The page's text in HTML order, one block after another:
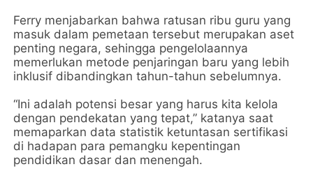
Ferry menjabarkan bahwa ratusan ribu guru yang
masuk dalam pemetaan tersebut merupakan aset
penting negara, sehingga pengelolaannya
memerlukan metode penjaringan baru yang lebih
inklusif dibandingkan tahun-tahun sebelumnya.
“Ini adalah potensi besar yang harus kita kelola
dengan pendekatan yang tepat,” katanya saat
memaparkan data statistik ketuntasan sertifikasi
di hadapan para pemangku kepentingan
pendidikan dasar dan menengah.